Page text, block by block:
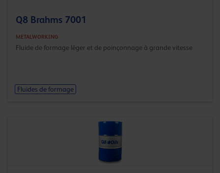
Q8 Brahms 7001
METALWORKING
Fluide de formage léger et de poinçonnage à grande vitesse
Fluides de formage